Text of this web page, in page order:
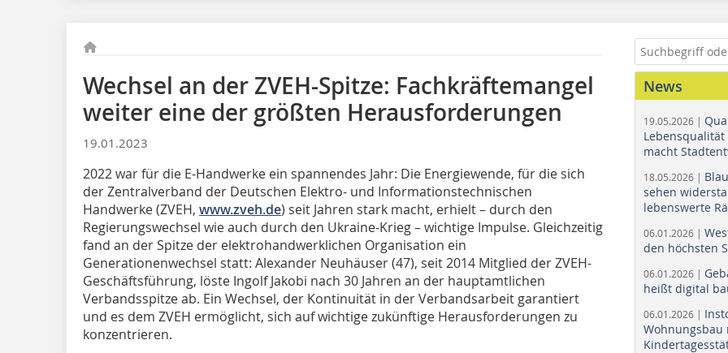
Wechsel an der ZVEH-Spitze: Fachkräftemangel
weiter eine der größten Herausforderungen
19.01.2023
2022 war für die E-Handwerke ein spannendes Jahr: Die Energiewende, für die sich
der Zentralverband der Deutschen Elektro- und Informationstechnischen
Handwerke (ZVEH, www.zveh.de) seit Jahren stark macht, erhielt – durch den
Regierungswechsel wie auch durch den Ukraine-Krieg – wichtige Impulse. Gleichzeitig
fand an der Spitze der elektrohandwerklichen Organisation ein
Generationenwechsel statt: Alexander Neuhäuser (47), seit 2014 Mitglied der ZVEH-
Geschäftsführung, löste Ingolf Jakobi nach 30 Jahren an der hauptamtlichen
Verbandsspitze ab. Ein Wechsel, der Kontinuität in der Verbandsarbeit garantiert
und es dem ZVEH ermöglicht, sich auf wichtige zukünftige Herausforderungen zu
konzentrieren.
News
19.05.2026 |
macht
18.05.2026 |
sehen
lebenswerte
06.01.2026 |
den höchsten
06.01.2026 |
heißt digital
06.01.2026 |
Wohnungsbau